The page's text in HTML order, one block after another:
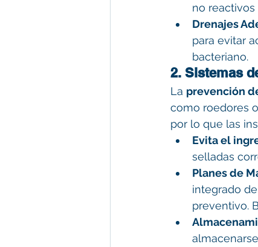
no
Drenajes
para evitar
bacteriano.
2. Sistemas
La prevención
como roedores
por lo que las
Evita el
selladas
Planes de
integrado
preventivo.